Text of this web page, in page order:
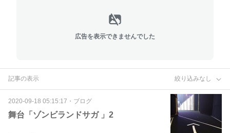
広告を表示できませんでした
記事の表示 絞り込みなし
2020-09-18 05:15:17 ・ ブログ
舞台「ゾンビランドサガ 」2